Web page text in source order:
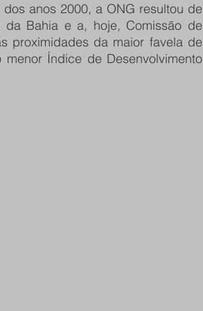
anos 2000, a ONG resultou de
Bahia e a, hoje, Comissão de
proximidades da maior favela de
Índice de Desenvolvimento